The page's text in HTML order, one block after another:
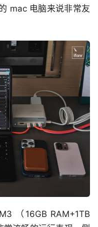
mac 电脑来说非常友
（16GB RAM+1TB